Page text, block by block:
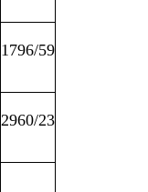
1796/59
2960/23